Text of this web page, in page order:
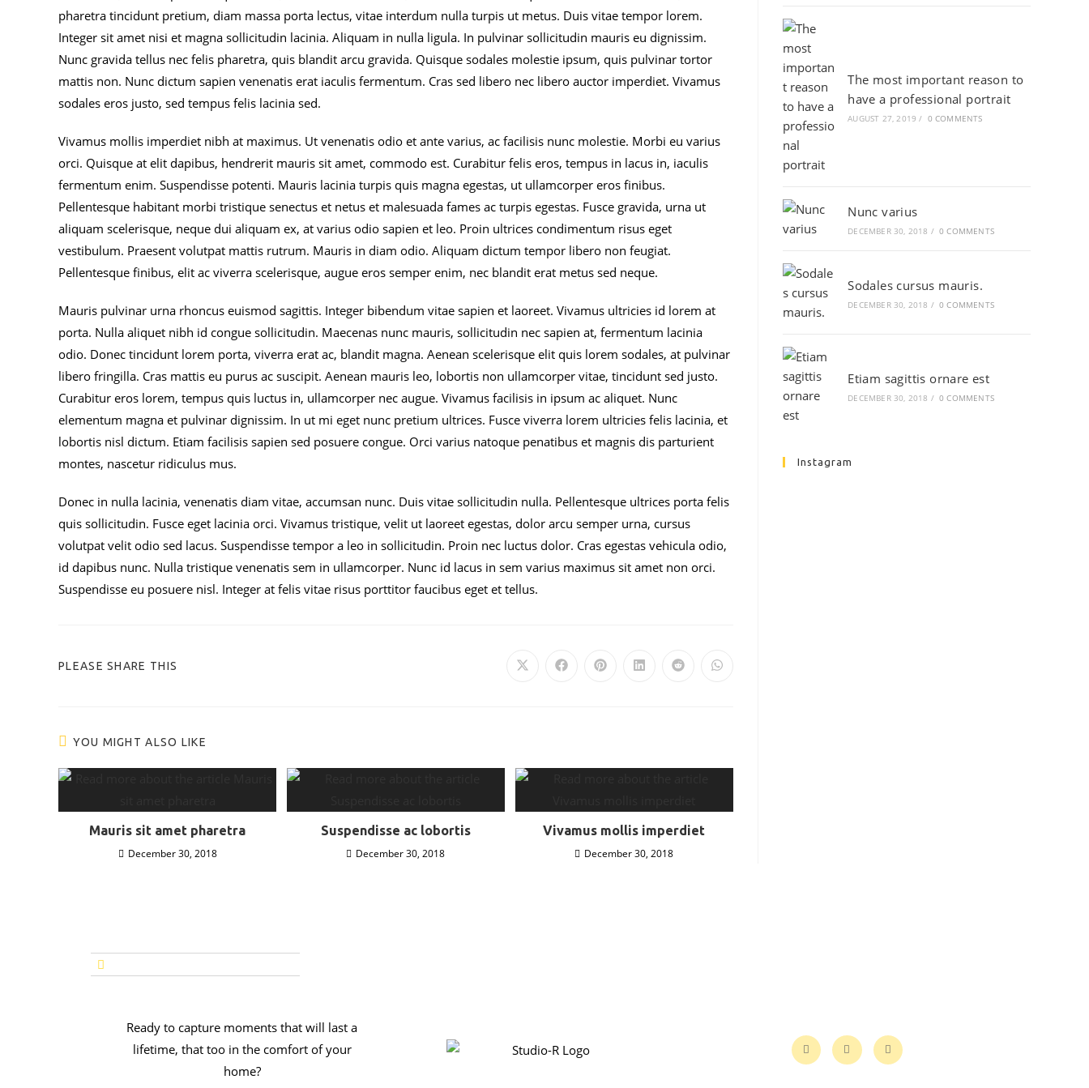
pharetra tincidunt pretium, diam massa porta lectus, vitae interdum nulla turpis ut metus. Duis vitae tempor lorem.
Integer sit amet nisi et magna sollicitudin lacinia. Aliquam in nulla ligula. In pulvinar sollicitudin mauris eu dignissim.
Nunc gravida tellus nec felis pharetra, quis blandit arcu gravida. Quisque sodales molestie ipsum, quis pulvinar tortor
mattis non. Nunc dictum sapien venenatis erat iaculis fermentum. Cras sed libero nec libero auctor imperdiet. Vivamus
sodales eros justo, sed tempus felis lacinia sed.
Vivamus mollis imperdiet nibh at maximus. Ut venenatis odio et ante varius, ac facilisis nunc molestie. Morbi eu varius
orci. Quisque at elit dapibus, hendrerit mauris sit amet, commodo est. Curabitur felis eros, tempus in lacus in, iaculis
fermentum enim. Suspendisse potenti. Mauris lacinia turpis quis magna egestas, ut ullamcorper eros finibus.
Pellentesque habitant morbi tristique senectus et netus et malesuada fames ac turpis egestas. Fusce gravida, urna ut
aliquam scelerisque, neque dui aliquam ex, at varius odio sapien et leo. Proin ultrices condimentum risus eget
vestibulum. Praesent volutpat mattis rutrum. Mauris in diam odio. Aliquam dictum tempor libero non feugiat.
Pellentesque finibus, elit ac viverra scelerisque, augue eros semper enim, nec blandit erat metus sed neque.
Mauris pulvinar urna rhoncus euismod sagittis. Integer bibendum vitae sapien et laoreet. Vivamus ultricies id lorem at
porta. Nulla aliquet nibh id congue sollicitudin. Maecenas nunc mauris, sollicitudin nec sapien at, fermentum lacinia
odio. Donec tincidunt lorem porta, viverra erat ac, blandit magna. Aenean scelerisque elit quis lorem sodales, at pulvinar
libero fringilla. Cras mattis eu purus ac suscipit. Aenean mauris leo, lobortis non ullamcorper vitae, tincidunt sed justo.
Curabitur eros lorem, tempus quis luctus in, ullamcorper nec augue. Vivamus facilisis in ipsum ac aliquet. Nunc
elementum magna et pulvinar dignissim. In ut mi eget nunc pretium ultrices. Fusce viverra lorem ultricies felis lacinia, et
lobortis nisl dictum. Etiam facilisis sapien sed posuere congue. Orci varius natoque penatibus et magnis dis parturient
montes, nascetur ridiculus mus.
Donec in nulla lacinia, venenatis diam vitae, accumsan nunc. Duis vitae sollicitudin nulla. Pellentesque ultrices porta felis
quis sollicitudin. Fusce eget lacinia orci. Vivamus tristique, velit ut laoreet egestas, dolor arcu semper urna, cursus
volutpat velit odio sed lacus. Suspendisse tempor a leo in sollicitudin. Proin nec luctus dolor. Cras egestas vehicula odio,
id dapibus nunc. Nulla tristique venenatis sem in ullamcorper. Nunc id lacus in sem varius maximus sit amet non orci.
Suspendisse eu posuere nisl. Integer at felis vitae risus porttitor faucibus eget et tellus.
PLEASE SHARE THIS
YOU MIGHT ALSO LIKE
Mauris sit amet pharetra
December 30, 2018
Suspendisse ac lobortis
December 30, 2018
Vivamus mollis imperdiet
December 30, 2018
The most important reason to
have a professional portrait
AUGUST 27, 2019 / 0 COMMENTS
Nunc varius
DECEMBER 30, 2018 / 0 COMMENTS
Sodales cursus mauris.
DECEMBER 30, 2018 / 0 COMMENTS
Etiam sagittis ornare est
DECEMBER 30, 2018 / 0 COMMENTS
Instagram
Ready to capture moments that will last a
lifetime, that too in the comfort of your
home?